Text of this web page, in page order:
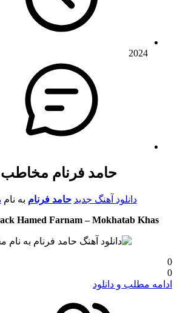
2024
حامد فرنام
دانلود آهنگ جدید حامد فرنام به نام
Hamed Farnam – Mokhatab Khas
0
0
ادامه مطلب و دانلود